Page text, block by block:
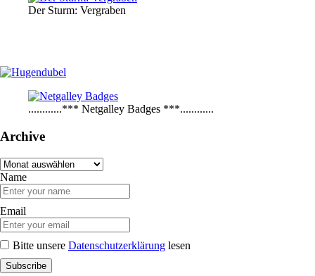
Der Sturm: Vergraben
............*** Netgalley Badges ***............
Archive
Archive
Name
Email
Bitte unsere Datenschutzerklärung lesen